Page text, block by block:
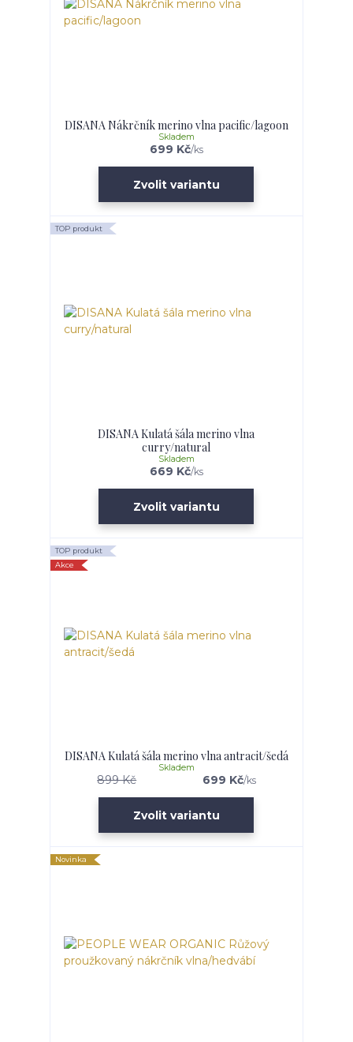
DISANA Nákrčník merino vlna pacific/lagoon
699 Kč/ks
Skladem
Zvolit variantu
TOP produkt
DISANA Kulatá šála merino vlna
curry/natural
669 Kč/ks
Skladem
Zvolit variantu
TOP produkt
Akce
DISANA Kulatá šála merino vlna antracit/šedá
899 Kč 699 Kč/ks
Skladem
Zvolit variantu
Novinka